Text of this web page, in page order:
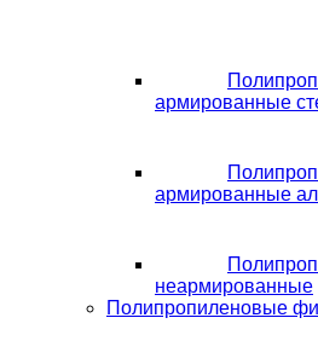
армированные
армированные
неармированные
Полипропиленовые